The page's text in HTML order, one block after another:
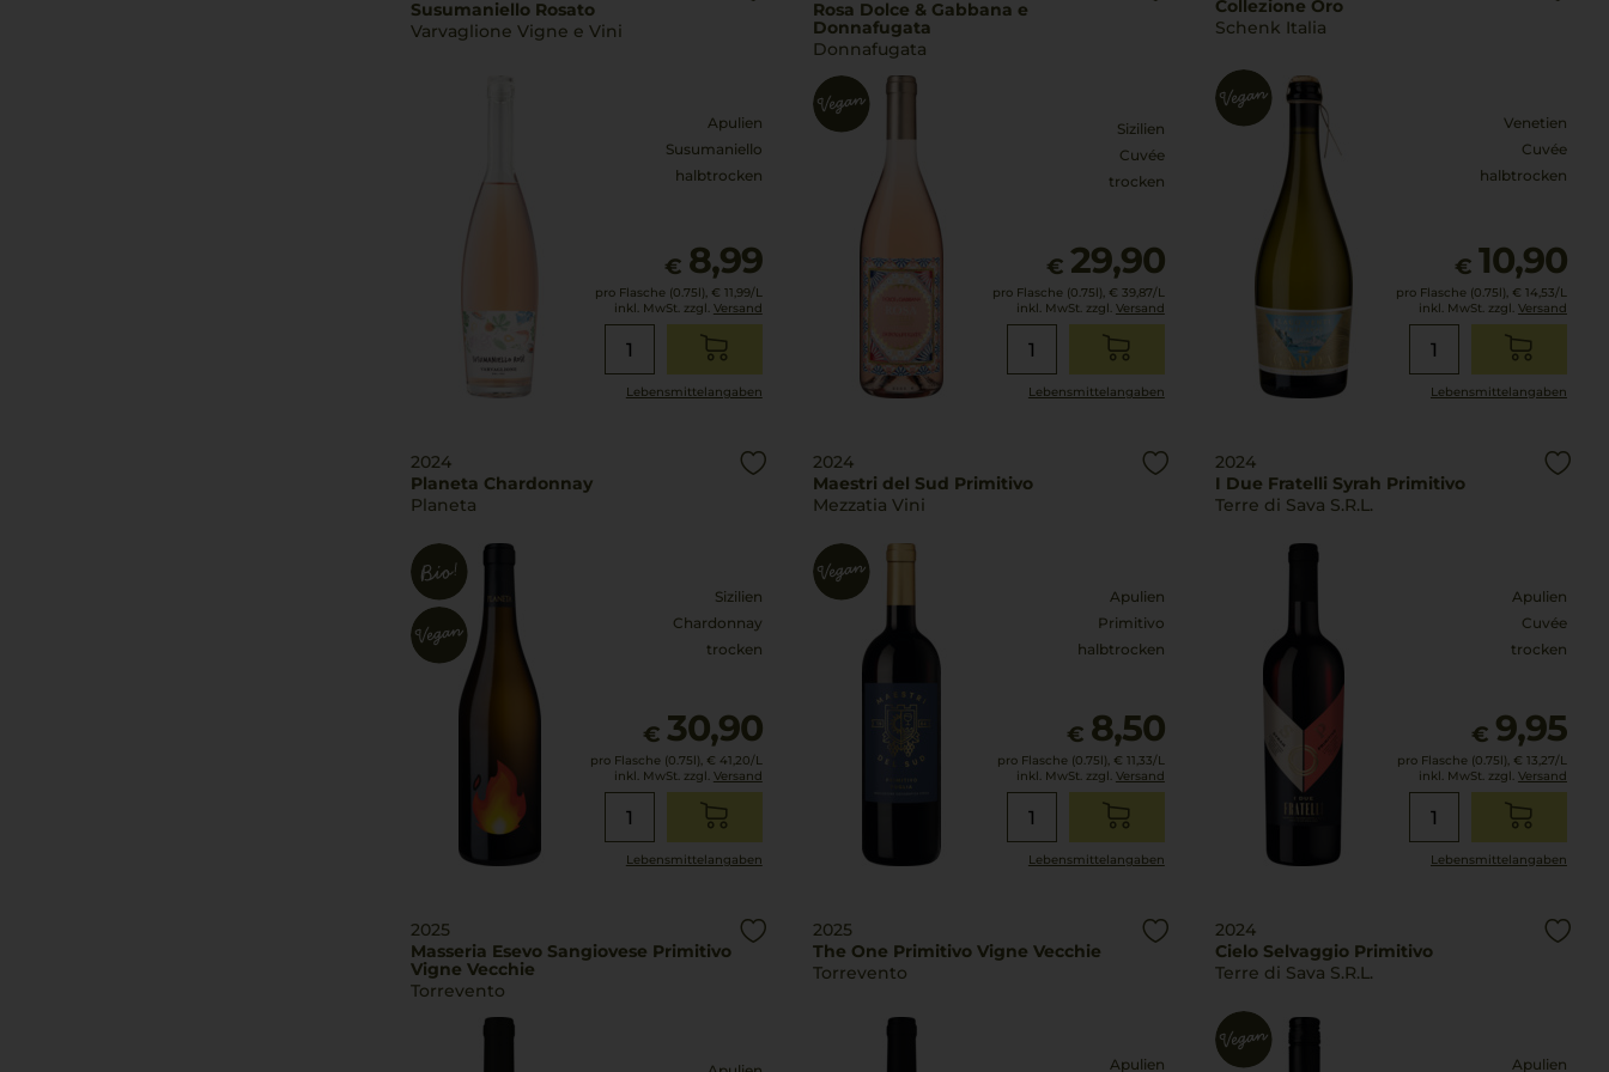
Susumaniello Rosato
Varvaglione Vigne e Vini
Apulien
Susumaniello
halbtrocken
€ 8,99
pro Flasche (0.75l), € 11,99/L
inkl. MwSt. zzgl. Versand
Lebensmittel­angaben
Rosa Dolce & Gabbana e
Donnafugata
Donnafugata
Sizilien
Cuvée
trocken
€ 29,90
pro Flasche (0.75l), € 39,87/L
inkl. MwSt. zzgl. Versand
Lebensmittel­angaben
Collezione Oro
Schenk Italia
Venetien
Cuvée
halbtrocken
€ 10,90
pro Flasche (0.75l), € 14,53/L
inkl. MwSt. zzgl. Versand
Lebensmittel­angaben
2024
Planeta Chardonnay
Planeta
Sizilien
Chardonnay
trocken
€ 30,90
pro Flasche (0.75l), € 41,20/L
inkl. MwSt. zzgl. Versand
Lebensmittel­angaben
2024
Maestri del Sud Primitivo
Mezzatia Vini
Apulien
Primitivo
halbtrocken
€ 8,50
pro Flasche (0.75l), € 11,33/L
inkl. MwSt. zzgl. Versand
Lebensmittel­angaben
2024
I Due Fratelli Syrah Primitivo
Terre di Sava S.R.L.
Apulien
Cuvée
trocken
€ 9,95
pro Flasche (0.75l), € 13,27/L
inkl. MwSt. zzgl. Versand
Lebensmittel­angaben
2025
Masseria Esevo Sangiovese Primitivo
Vigne Vecchie
Torrevento
2025
The One Primitivo Vigne Vecchie
Torrevento
Apulien
2024
Cielo Selvaggio Primitivo
Terre di Sava S.R.L.
Apulien